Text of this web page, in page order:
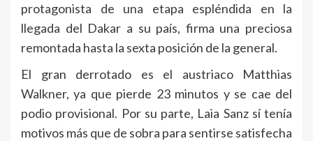
protagonista de una etapa espléndida en la
llegada del Dakar a su país, firma una preciosa
remontada hasta la sexta posición de la general.
El gran derrotado es el austriaco Matthias
Walkner, ya que pierde 23 minutos y se cae del
podio provisional. Por su parte, Laia Sanz sí tenía
motivos más que de sobra para sentirse satisfecha